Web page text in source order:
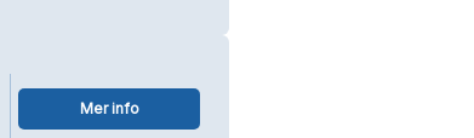
Mer info